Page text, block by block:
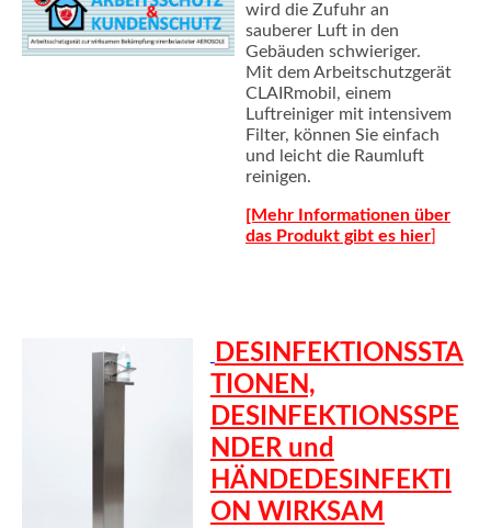
wird die Zufuhr an
sauberer Luft in den
Gebäuden schwieriger.
Mit dem Arbeitschutzgerät
CLAIRmobil, einem
Luftreiniger mit intensivem
Filter, können Sie einfach
und leicht die Raumluft
reinigen.
[Mehr Informationen über
das Produkt gibt es hier]
DESINFEKTIONSSTA
TIONEN,
DESINFEKTIONSSPE
NDER und
HÄNDEDESINFEKTI
ON WIRKSAM